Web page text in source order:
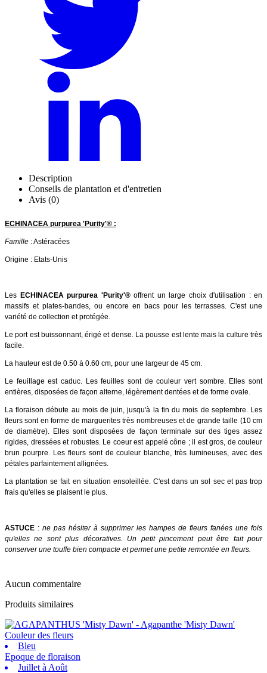
Description
Conseils de plantation et d'entretien
Avis (0)
ECHINACEA purpurea 'Purity'® :
Famille : Astéracées
Origine : Etats-Unis
Les ECHINACEA purpurea 'Purity'®offrent un large choix d'utilisation : en
massifs et plates-bandes, ou encore en bacs pour les terrasses. C'est une
variété de collection et protégée.
Le port est buissonnant, érigé et dense. La pousse est lente mais la culture très
facile.
La hauteur est de 0.50 à 0.60 cm, pour une largeur de 45 cm.
Le feuillage est caduc. Les feuilles sont de couleur vert sombre. Elles sont
entières, disposées de façon alterne, légèrement dentées et de forme ovale.
La floraison débute au mois de juin, jusqu'à la fin du mois de septembre. Les
fleurs sont en forme de marguerites très nombreuses et de grande taille (10 cm
de diamètre). Elles sont disposées de façon terminale sur des tiges assez
rigides, dressées et robustes. Le coeur est appelé cône ; il est gros, de couleur
brun pourpre. Les fleurs sont de couleur blanche, très lumineuses, avec des
pétales parfaintement allignées.
La plantation se fait en situation ensoleillée. C'est dans un sol sec et pas trop
frais qu'elles se plaisent le plus.
ASTUCE : ne pas hésiter à supprimer les hampes de fleurs fanées une fois
qu'elles ne sont plus décoratives. Un petit pincement peut être fait pour
conserver une touffe bien compacte et permet une petite remontée en fleurs.
Aucun commentaire
Produits similaires
Couleur des fleurs
Bleu
Epoque de floraison
Juillet à Août